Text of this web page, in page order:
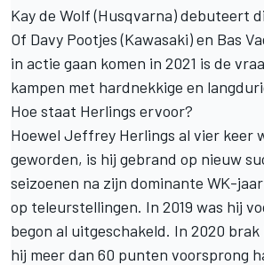
Kay de Wolf(Husqvarna) debuteert
Of Davy Pootjes (Kawasaki) en Bas
in actie gaan komen in 2021 is de
kampen met hardnekkige en
Hoe staat Herlings ervoor?
Hoewel Jeffrey Herlings al vier keer
geworden, is hij gebrand op nieuw
seizoenen na zijn dominante WK-
op teleurstellingen. In 2019 was hij
begon al uitgeschakeld. In 2020
hij meer dan 60 punten voorsprong